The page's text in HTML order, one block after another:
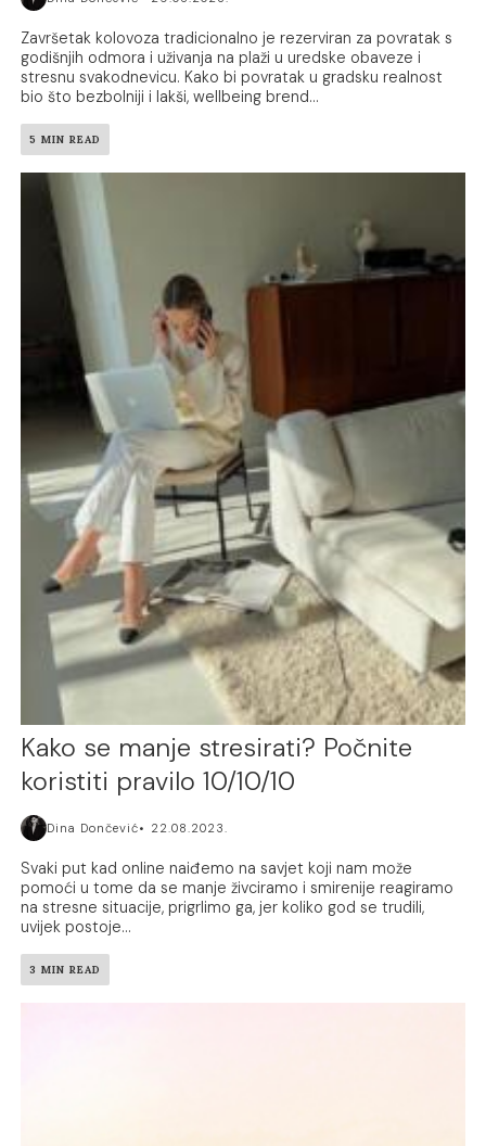
Završetak kolovoza tradicionalno je rezerviran za povratak s
godišnjih odmora i uživanja na plaži u uredske obaveze i
stresnu svakodnevicu. Kako bi povratak u gradsku realnost
bio što bezbolniji i lakši, wellbeing brend...
5 MIN READ
Kako se manje stresirati? Počnite
koristiti pravilo 10/10/10
Dina Dončević 22.08.2023.
Svaki put kad online naiđemo na savjet koji nam može
pomoći u tome da se manje živciramo i smirenije reagiramo
na stresne situacije, prigrlimo ga, jer koliko god se trudili,
uvijek postoje...
3 MIN READ